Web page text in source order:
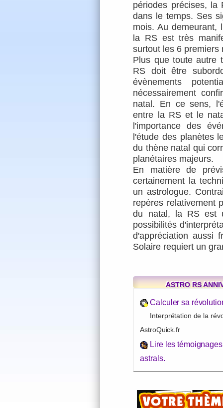
périodes précises, la
dans le temps. Ses
mois. Au demeurant,
la RS est très
surtout les 6 premiers
Plus que toute autre
RS doit être
évènements
nécessairement
natal. En ce sens,
entre la RS et le
l'importance des
l'étude des planètes
du thène natal qui
planétaires majeurs.
En matière de
certainement la
un astrologue.
repères relativement
du natal, la RS
possibilités
d'appréciation aussi
Solaire requiert un
ASTRO RS
Calculer sa
Interprétation de la
AstroQuick.fr
Lire les
astrals.